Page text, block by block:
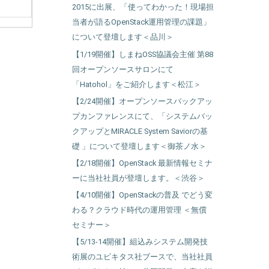
2015に出展、「使ってわかった！現場担
当者が語るOpenStack運用管理の課題」
について登壇します＜品川＞
【1/19開催】しまねOSS協議会主催 第88
回オープンソースサロンにて
「Hatohol」をご紹介します＜松江＞
【2/24開催】オープンソースバックアッ
プカンファレンスにて、「システムバッ
クアップとMIRACLE System Saviorの基
礎 」について登壇します＜御茶ノ水＞
【2/18開催】OpenStack 最新情報セミナ
ーに当社社員が登壇します。＜渋谷＞
【4/10開催】OpenStackの普及 でどう変
わる？クラウド時代の運用管理 ＜無償
セミナー＞
【5/13-14開催】組込みシステム開発技
術展のユビキタス社ブースで、当社社員